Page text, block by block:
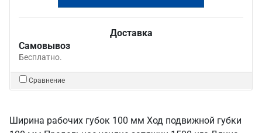
Доставка
Самовывоз
Бесплатно.
Сравнение
Ширина рабочих губок 100 мм Ход подвижной губки